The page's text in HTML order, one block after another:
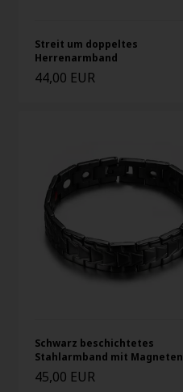
Streit um doppeltes
Herrenarmband
44,00 EUR
Schwarz beschichtetes
Stahlarmband mit Magneten
45,00 EUR